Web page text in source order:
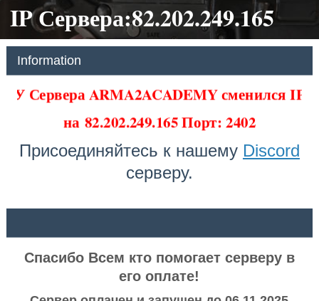
IP Сервера:82.202.249.165
Information
У Сервера ARMA2ACADEMY сменился IP
на82.202.249.165 Порт: 2402
Присоединяйтесь к нашему Discord
серверу.
Спасибо Всем кто помогает серверу в
его оплате!